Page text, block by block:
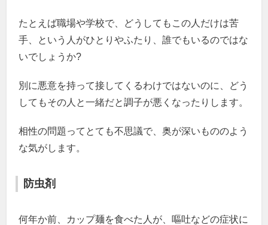
たとえば職場や学校で、どうしてもこの人だけは苦
手、という人がひとりやふたり、誰でもいるのではな
いでしょうか?
別に悪意を持って接してくるわけではないのに、どう
してもその人と一緒だと調子が悪くなったりします。
相性の問題ってとても不思議で、奥が深いもののよう
な気がします。
防虫剤
何年か前、カップ麺を食べた人が、嘔吐などの症状に